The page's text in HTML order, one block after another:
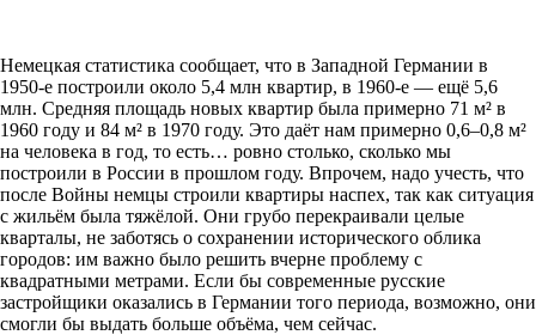
Немецкая статистика сообщает, что в Западной Германии в
1950-е построили около 5,4 млн квартир, в 1960-е — ещё 5,6
млн. Средняя площадь новых квартир была примерно 71 м² в
1960 году и 84 м² в 1970 году. Это даёт нам примерно 0,6–0,8 м²
на человека в год, то есть… ровно столько, сколько мы
построили в России в прошлом году. Впрочем, надо учесть, что
после Войны немцы строили квартиры наспех, так как ситуация
с жильём была тяжёлой. Они грубо перекраивали целые
кварталы, не заботясь о сохранении исторического облика
городов: им важно было решить вчерне проблему с
квадратными метрами. Если бы современные русские
застройщики оказались в Германии того периода, возможно, они
смогли бы выдать больше объёма, чем сейчас.